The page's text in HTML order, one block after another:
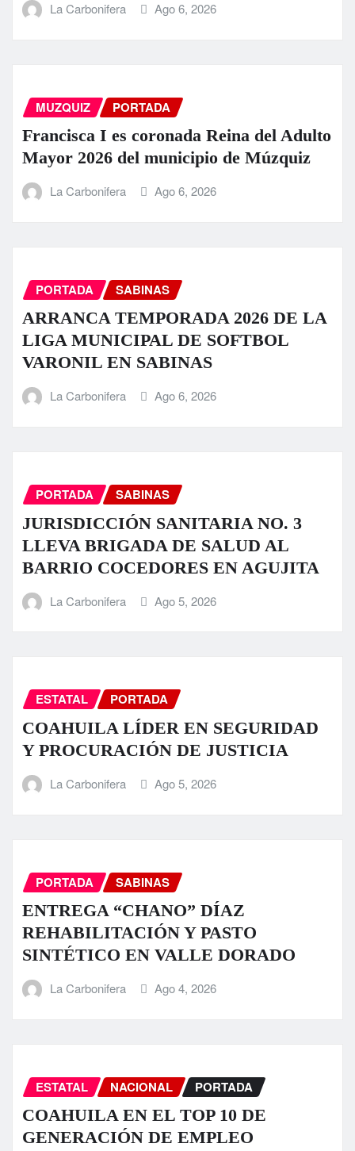
La Carbonifera Ago 6, 2026
MUZQUIZ PORTADA
Francisca I es coronada Reina del Adulto
Mayor 2026 del municipio de Múzquiz
La Carbonifera Ago 6, 2026
PORTADA SABINAS
ARRANCA TEMPORADA 2026 DE LA
LIGA MUNICIPAL DE SOFTBOL
VARONIL EN SABINAS
La Carbonifera Ago 6, 2026
PORTADA SABINAS
JURISDICCIÓN SANITARIA NO. 3
LLEVA BRIGADA DE SALUD AL
BARRIO COCEDORES EN AGUJITA
La Carbonifera Ago 5, 2026
ESTATAL PORTADA
COAHUILA LÍDER EN SEGURIDAD
Y PROCURACIÓN DE JUSTICIA
La Carbonifera Ago 5, 2026
PORTADA SABINAS
ENTREGA “CHANO” DÍAZ
REHABILITACIÓN Y PASTO
SINTÉTICO EN VALLE DORADO
La Carbonifera Ago 4, 2026
ESTATAL NACIONAL PORTADA
COAHUILA EN EL TOP 10 DE
GENERACIÓN DE EMPLEO